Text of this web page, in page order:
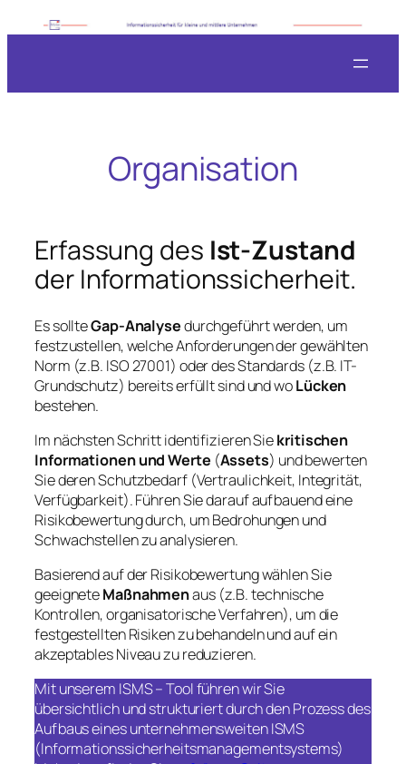
Inhalt
Organisation
Erfassung des Ist-Zustand
der Informationssicherheit.
Es sollteGap-Analysedurchgeführt werden, um
festzustellen, welche Anforderungen der gewählten
Norm (z.B. ISO 27001) oder des Standards (z.B. IT-
Grundschutz) bereits erfüllt sind und woLücken
bestehen.
Im nächsten Schritt identifizieren Siekritischen
Informationen und Werte (Assets) und bewerten
Sie deren Schutzbedarf (Vertraulichkeit, Integrität,
Verfügbarkeit). Führen Sie darauf aufbauend eine
Risikobewertung durch, um Bedrohungen und
Schwachstellen zu analysieren.
Basierend auf der Risikobewertung wählen Sie
geeigneteMaßnahmenaus (z.B. technische
Kontrollen, organisatorische Verfahren), um die
festgestellten Risiken zu behandeln und auf ein
akzeptables Niveau zu reduzieren.
Mit unserem ISMS – Tool führen wir Sie
übersichtlich und strukturiert durch den Prozess des
Aufbaus eines unternehmensweiten ISMS
(Informationssicherheitsmanagementsystems)